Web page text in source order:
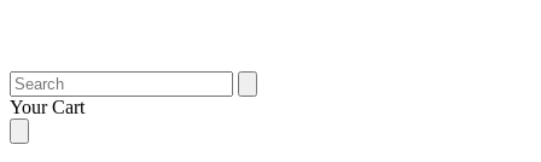
Search
Your Cart